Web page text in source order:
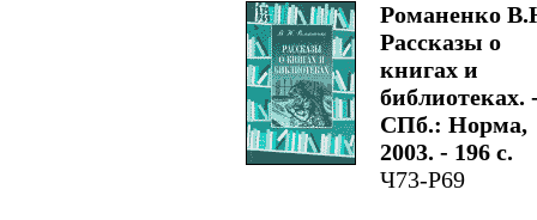
Романенко
Рассказы о
книгах и
библиотеках.
СПб.: Норма,
2003. - 196 с.
Ч73-Р69